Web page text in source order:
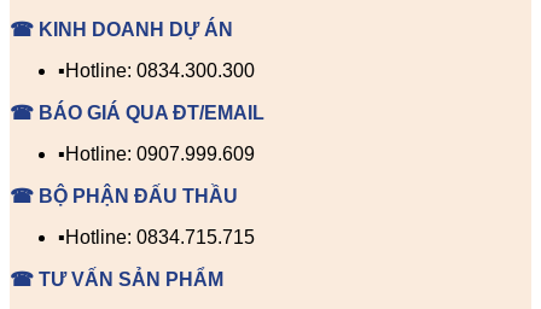
☎ KINH DOANH DỰ ÁN
▪️Hotline: 0834.300.300
☎ BÁO GIÁ QUA ĐT/EMAIL
▪️Hotline: 0907.999.609
☎ BỘ PHẬN ĐẤU THẦU
▪️Hotline: 0834.715.715
☎ TƯ VẤN SẢN PHẨM